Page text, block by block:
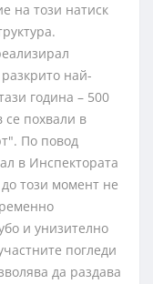
на този натиск
най-
година – 500
се похвали в
По повод
в Инспектората
този момент не
и унизително
погледи
да раздава